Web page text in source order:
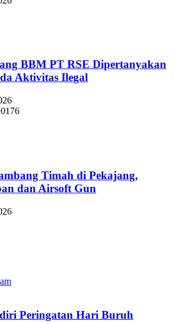
BBM PT RSE Dipertanyakan
Aktivitas Ilegal
Timah di Pekajang,
dan Airsoft Gun
Peringatan Hari Buruh